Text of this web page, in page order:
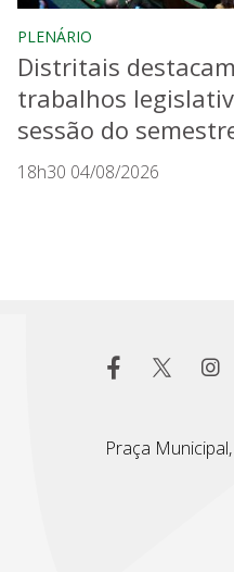
PLENÁRIO
Distritais
trabalhos
sessão do
18h30 04/08/2026
Praça